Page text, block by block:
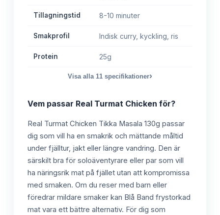
Tillagningstid 8-10 minuter
Smakprofil Indisk curry, kyckling, ris
Protein 25g
Visa alla 11 specifikationer›
Vem passar Real Turmat Chicken för?
Real Turmat Chicken Tikka Masala 130g passar
dig som vill ha en smakrik och mättande måltid
under fjälltur, jakt eller längre vandring. Den är
särskilt bra för soloäventyrare eller par som vill
ha näringsrik mat på fjället utan att kompromissa
med smaken. Om du reser med barn eller
föredrar mildare smaker kan Blå Band frystorkad
mat vara ett bättre alternativ. För dig som